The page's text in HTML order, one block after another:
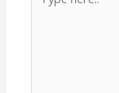
here..